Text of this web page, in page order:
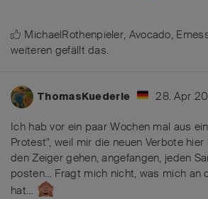
MichaelRothenpieler, Avocado,
weiteren gefällt das.
ThomasKuederle 28. Apr
Ich hab vor ein paar Wochen mal aus
Protest", weil mir die neuen Verbote
den Zeiger gehen, angefangen, jeden
posten… Fragt mich nicht, was mich an
hat…